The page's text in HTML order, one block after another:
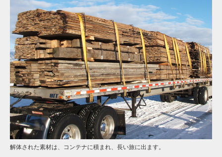
解体された素材は、コンテナに積まれ、長い旅に出ます。